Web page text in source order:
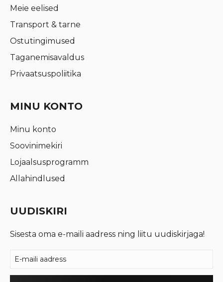
Meie eelised
Transport & tarne
Ostutingimused
Taganemisavaldus
Privaatsuspoliitika
MINU KONTO
Minu konto
Soovinimekiri
Lojaalsusprogramm
Allahindlused
UUDISKIRI
Sisesta oma e-maili aadress ning liitu uudiskirjaga!